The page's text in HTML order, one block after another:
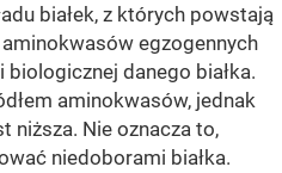
białek, z których powstają
egzogennych
danego białka.
aminokwasów, jednak
niższa. Nie oznacza to,
niedoborami białka.